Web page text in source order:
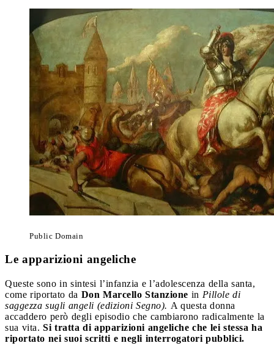
Public Domain
Le apparizioni angeliche
Queste sono in sintesi l’infanzia e l’adolescenza della santa,
come riportato da Don Marcello Stanzione in Pillole di
saggezza sugli angeli (edizioni Segno). A questa donna
accaddero però degli episodio che cambiarono radicalmente la
sua vita. Si tratta di apparizioni angeliche che lei stessa ha
riportato nei suoi scritti e negli interrogatori pubblici.